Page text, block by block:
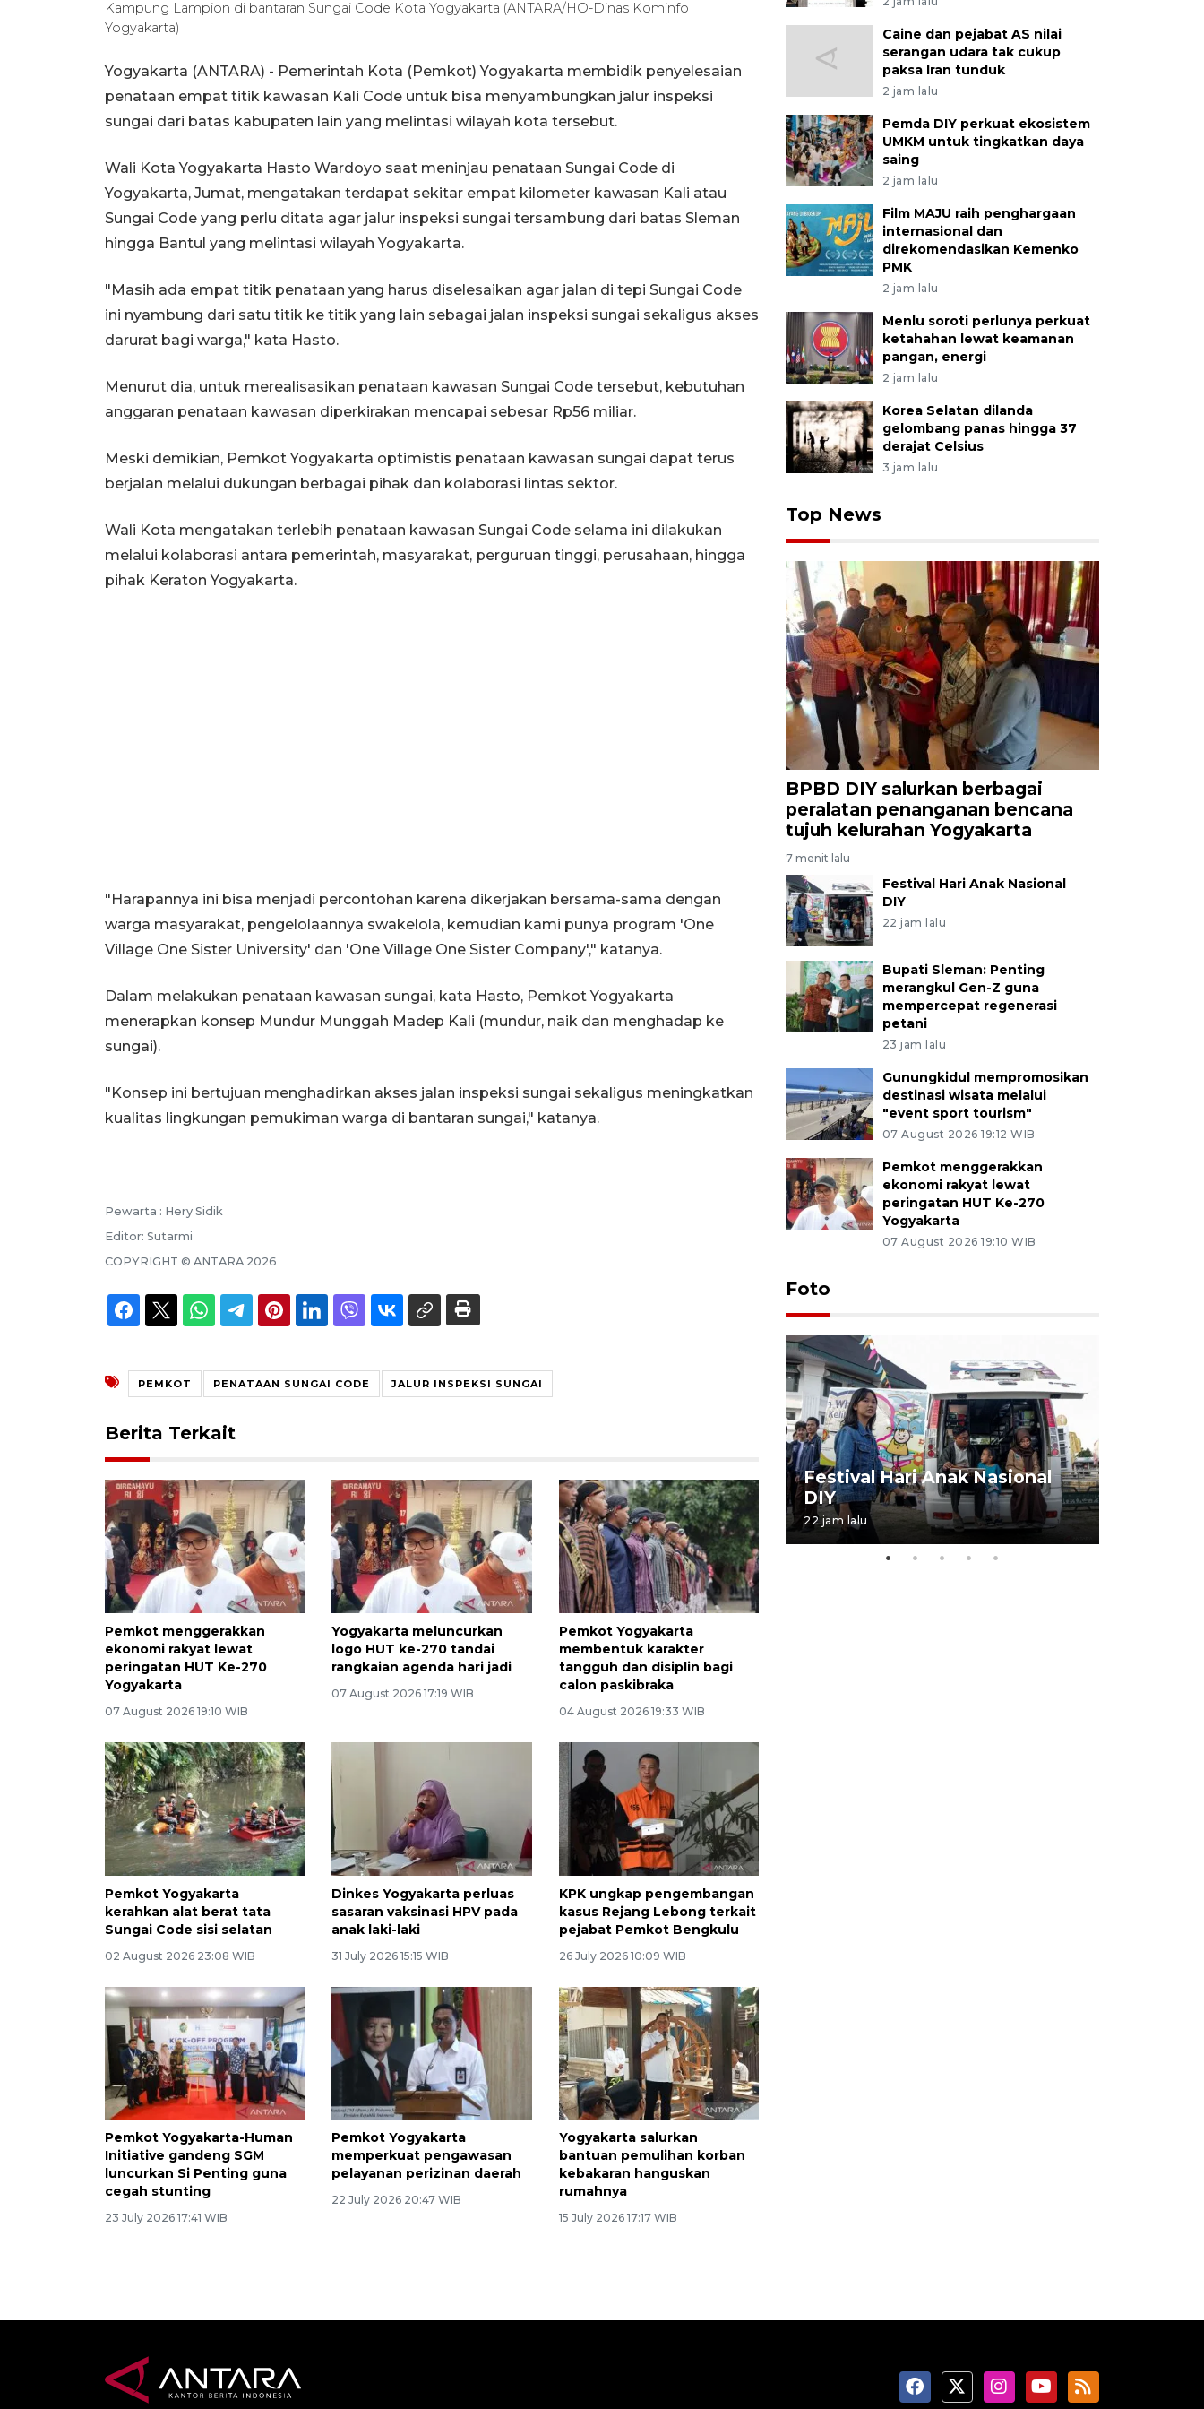
Kampung Lampion di bantaran Sungai Code Kota Yogyakarta (ANTARA/HO-Dinas Kominfo
Yogyakarta)
Yogyakarta (ANTARA) - Pemerintah Kota (Pemkot) Yogyakarta membidik penyelesaian
penataan empat titik kawasan Kali Code untuk bisa menyambungkan jalur inspeksi
sungai dari batas kabupaten lain yang melintasi wilayah kota tersebut.
Wali Kota Yogyakarta Hasto Wardoyo saat meninjau penataan Sungai Code di
Yogyakarta, Jumat, mengatakan terdapat sekitar empat kilometer kawasan Kali atau
Sungai Code yang perlu ditata agar jalur inspeksi sungai tersambung dari batas Sleman
hingga Bantul yang melintasi wilayah Yogyakarta.
"Masih ada empat titik penataan yang harus diselesaikan agar jalan di tepi Sungai Code
ini nyambung dari satu titik ke titik yang lain sebagai jalan inspeksi sungai sekaligus akses
darurat bagi warga," kata Hasto.
Menurut dia, untuk merealisasikan penataan kawasan Sungai Code tersebut, kebutuhan
anggaran penataan kawasan diperkirakan mencapai sebesar Rp56 miliar.
Meski demikian, Pemkot Yogyakarta optimistis penataan kawasan sungai dapat terus
berjalan melalui dukungan berbagai pihak dan kolaborasi lintas sektor.
Wali Kota mengatakan terlebih penataan kawasan Sungai Code selama ini dilakukan
melalui kolaborasi antara pemerintah, masyarakat, perguruan tinggi, perusahaan, hingga
pihak Keraton Yogyakarta.
"Harapannya ini bisa menjadi percontohan karena dikerjakan bersama-sama dengan
warga masyarakat, pengelolaannya swakelola, kemudian kami punya program 'One
Village One Sister University' dan 'One Village One Sister Company'," katanya.
Dalam melakukan penataan kawasan sungai, kata Hasto, Pemkot Yogyakarta
menerapkan konsep Mundur Munggah Madep Kali (mundur, naik dan menghadap ke
sungai).
"Konsep ini bertujuan menghadirkan akses jalan inspeksi sungai sekaligus meningkatkan
kualitas lingkungan pemukiman warga di bantaran sungai," katanya.
Pewarta : Hery Sidik
Editor: Sutarmi
COPYRIGHT © ANTARA 2026
PEMKOT PENATAAN SUNGAI CODE JALUR INSPEKSI SUNGAI
Berita Terkait
Pemkot menggerakkan
ekonomi rakyat lewat
peringatan HUT Ke-270
Yogyakarta
07 August 2026 19:10 WIB
Yogyakarta meluncurkan
logo HUT ke-270 tandai
rangkaian agenda hari jadi
07 August 2026 17:19 WIB
Pemkot Yogyakarta
membentuk karakter
tangguh dan disiplin bagi
calon paskibraka
04 August 2026 19:33 WIB
Pemkot Yogyakarta
kerahkan alat berat tata
Sungai Code sisi selatan
02 August 2026 23:08 WIB
Dinkes Yogyakarta perluas
sasaran vaksinasi HPV pada
anak laki-laki
31 July 2026 15:15 WIB
KPK ungkap pengembangan
kasus Rejang Lebong terkait
pejabat Pemkot Bengkulu
26 July 2026 10:09 WIB
Pemkot Yogyakarta-Human
Initiative gandeng SGM
luncurkan Si Penting guna
cegah stunting
23 July 2026 17:41 WIB
Pemkot Yogyakarta
memperkuat pengawasan
pelayanan perizinan daerah
22 July 2026 20:47 WIB
Yogyakarta salurkan
bantuan pemulihan korban
kebakaran hanguskan
rumahnya
15 July 2026 17:17 WIB
Caine dan pejabat AS nilai
serangan udara tak cukup
paksa Iran tunduk
2 jam lalu
Pemda DIY perkuat ekosistem
UMKM untuk tingkatkan daya
saing
2 jam lalu
Film MAJU raih penghargaan
internasional dan
direkomendasikan Kemenko
PMK
2 jam lalu
Menlu soroti perlunya perkuat
ketahahan lewat keamanan
pangan, energi
2 jam lalu
Korea Selatan dilanda
gelombang panas hingga 37
derajat Celsius
3 jam lalu
Top News
BPBD DIY salurkan berbagai
peralatan penanganan bencana
tujuh kelurahan Yogyakarta
7 menit lalu
Festival Hari Anak Nasional
DIY
22 jam lalu
Bupati Sleman: Penting
merangkul Gen-Z guna
mempercepat regenerasi
petani
23 jam lalu
Gunungkidul mempromosikan
destinasi wisata melalui
"event sport tourism"
07 August 2026 19:12 WIB
Pemkot menggerakkan
ekonomi rakyat lewat
peringatan HUT Ke-270
Yogyakarta
07 August 2026 19:10 WIB
Foto
perkuat sinergi dengan
ANTARA Biro DIY
03 August 2026 17:24 WIB
Festival Hari Anak Nasional
DIY
22 jam lalu